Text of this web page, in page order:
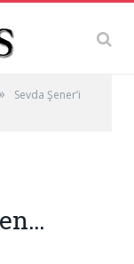
Sevda Şener’i